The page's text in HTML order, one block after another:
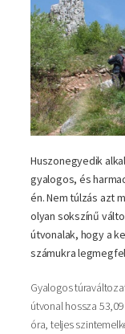
Huszonegyedik
gyalogos, és
én. Nem túlzás azt
olyan sokszínű
útvonalak, hogy a
számukra
Gyalogos
útvonal hossza
óra, teljes